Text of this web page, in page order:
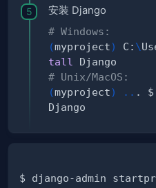
安装 Django
# Windows:
(myproject) C: \
tall
# Unix/MacOS:
(myproject) .. . $